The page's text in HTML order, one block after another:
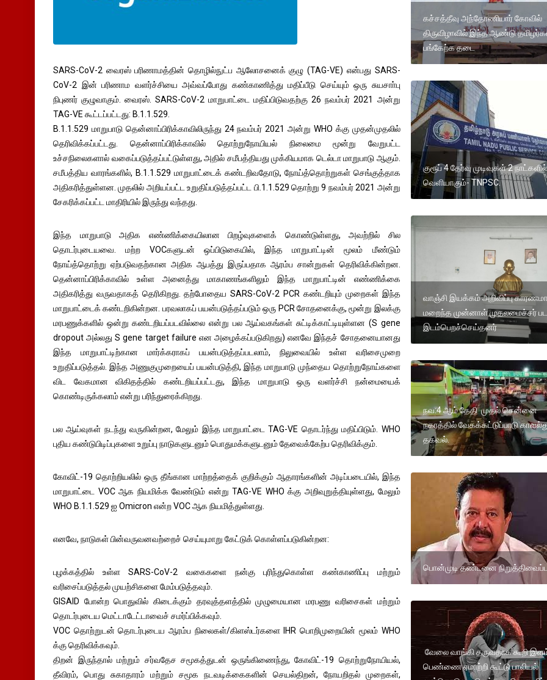
SARS-CoV-2 வைரஸ் பரிணாமத்தின் தொழில்நுட்ப ஆலோசனைக் குழு (TAG-VE) என்பது SARS-
CoV-2 இன் பரிணாம வளர்ச்சியை அவ்வப்போது கண்காணித்து மதிப்பீடு செய்யும் ஒரு சுயசாா்பு
நிபுணர் குழுவாகும். வைரஸ். SARS-CoV-2 மாறுபாட்டை மதிப்பிடுவதற்கு 26 நவம்பர் 2021 அன்று
TAG-VE கூட்டப்பட்டது: B.1.1.529.
B.1.1.529 மாறுபாடு தென்னாப்பிரிக்காவிலிருந்து 24 நவம்பர் 2021 அன்று WHO க்கு முதன்முதலில்
தெரிவிக்கப்பட்டது. தென்னாப்பிரிக்காவில் தொற்றுநோயியல் நிலைமை மூன்று வேறுபட்ட
உச்சநிலைகளால் வகைப்படுத்தப்பட்டுள்ளது, அதில் சமீபத்தியது முக்கியமாக டெல்டா மாறுபாடு ஆகும்.
சமீபத்திய வாரங்களில், B.1.1.529 மாறுபாட்டைக் கண்டறிவதோடு, நோய்த்தொற்றுகள் செங்குத்தாக
அதிகரித்துள்ளன. முதலில் அறியப்பட்ட உறுதிப்படுத்தப்பட்ட பி.1.1.529 தொற்று 9 நவம்பர் 2021 அன்று
சேகரிக்கப்பட்ட மாதிரியில் இருந்து வந்தது.
இந்த மாறுபாடு அதிக எண்ணிக்கையிலான பிறழ்வுகளைக் கொண்டுள்ளது, அவற்றில் சில
தொடர்புடையவை. மற்ற VOCகளுடன் ஒப்பிடுகையில், இந்த மாறுபாட்டின் மூலம் மீண்டும்
நோய்த்தொற்று ஏற்படுவதற்கான அதிக ஆபத்து இருப்பதாக ஆரம்ப சான்றுகள் தெரிவிக்கின்றன.
தென்னாப்பிரிக்காவில் உள்ள அனைத்து மாகாணங்களிலும் இந்த மாறுபாட்டின் எண்ணிக்கை
அதிகரித்து வருவதாகத் தெரிகிறது. தற்போதைய SARS-CoV-2 PCR கண்டறியும் முறைகள் இந்த
மாறுபாட்டைக் கண்டறிகின்றன. பரவலாகப் பயன்படுத்தப்படும் ஒரு PCR சோதனைக்கு, மூன்று இலக்கு
மரபணுக்களில் ஒன்று கண்டறியப்படவில்லை என்று பல ஆய்வகங்கள் சுட்டிக்காட்டியுள்ளன (S gene
dropout அல்லது S gene target failure என அழைக்கப்படுகிறது) எனவே இந்தச் சோதனையானது
இந்த மாறுபாட்டிற்கான மார்க்கராகப் பயன்படுத்தப்படலாம், நிலுவையில் உள்ள வரிசைமுறை
உறுதிப்படுத்தல். இந்த அணுகுமுறையைப் பயன்படுத்தி, இந்த மாறுபாடு முந்தைய தொற்றுநோய்களை
விட வேகமான விகிதத்தில் கண்டறியப்பட்டது, இந்த மாறுபாடு ஒரு வளர்ச்சி நன்மையைக்
கொண்டிருக்கலாம் என்று பரிந்துரைக்கிறது.
பல ஆய்வுகள் நடந்து வருகின்றன, மேலும் இந்த மாறுபாட்டை TAG-VE தொடர்ந்து மதிப்பிடும். WHO
புதிய கண்டுபிடிப்புகளை உறுப்பு நாடுகளுடனும் பொதுமக்களுடனும் தேவைக்கேற்ப தெரிவிக்கும்.
கோவிட்-19 தொற்றியலில் ஒரு தீங்கான மாற்றத்தைக் குறிக்கும் ஆதாரங்களின் அடிப்படையில், இந்த
மாறுபாட்டை VOC ஆக நியமிக்க வேண்டும் என்று TAG-VE WHO க்கு அறிவுறுத்தியுள்ளது, மேலும்
WHO B.1.1.529 ஐ Omicron என்ற VOC ஆக நியமித்துள்ளது.
எனவே, நாடுகள் பின்வருவனவற்றைச் செய்யுமாறு கேட்டுக் கொள்ளப்படுகின்றன:
புழக்கத்தில் உள்ள SARS-CoV-2 வகைகளை நன்கு புரிந்துகொள்ள கண்காணிப்பு மற்றும்
வரிசைப்படுத்தல் முயற்சிகளை மேம்படுத்தவும்.
GISAID போன்ற பொதுவில் கிடைக்கும் தரவுத்தளத்தில் முழுமையான மரபணு வரிசைகள் மற்றும்
தொடர்புடைய மெட்டாடேட்டாவைச் சமர்ப்பிக்கவும்.
VOC தொற்றுடன் தொடர்புடைய ஆரம்ப நிலைகள்/கிளஸ்டர்களை IHR பொறிமுறையின் மூலம் WHO
க்கு தெரிவிக்கவும்.
திறன் இருந்தால் மற்றும் சர்வதேச சமூகத்துடன் ஒருங்கிணைந்து, கோவிட்-19 தொற்றுநோயியல்,
தீவிரம், பொது சுகாதாரம் மற்றும் சமூக நடவடிக்கைகளின் செயல்திறன், நோயறிதல் முறைகள்,
கச்சத்தீவு அந்தோணியார் கோவில்
திருவிழாவில் இந்த ஆண்டு
பங்கேற்க தடை
குரூப் 4 தேர்வு முடிவுகள் 2 நாட்களில்
வெளியாகும்- TNPSC.
வாஞ்சி இயக்கம் அறிவிப்பு
மறைந்த முன்னாள் முதலமைச்சர்
இடம்பெறச்செய்தனர்
நவ:4 ஆம் தேதி முதல் சென்னை
நகரத்தில் வேகக்கட்டுப்பாடு
தகவல்.
பொன்முடி தண்டனை
வேலை வாங்கி தருவதாக கூறி
பெண்ணை ஏமாற்றி கூட்டு பாலியல்